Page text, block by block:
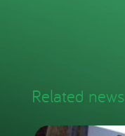
Related news